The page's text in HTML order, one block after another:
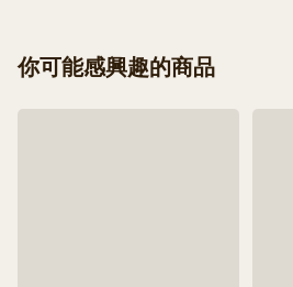
你可能感興趣的商品